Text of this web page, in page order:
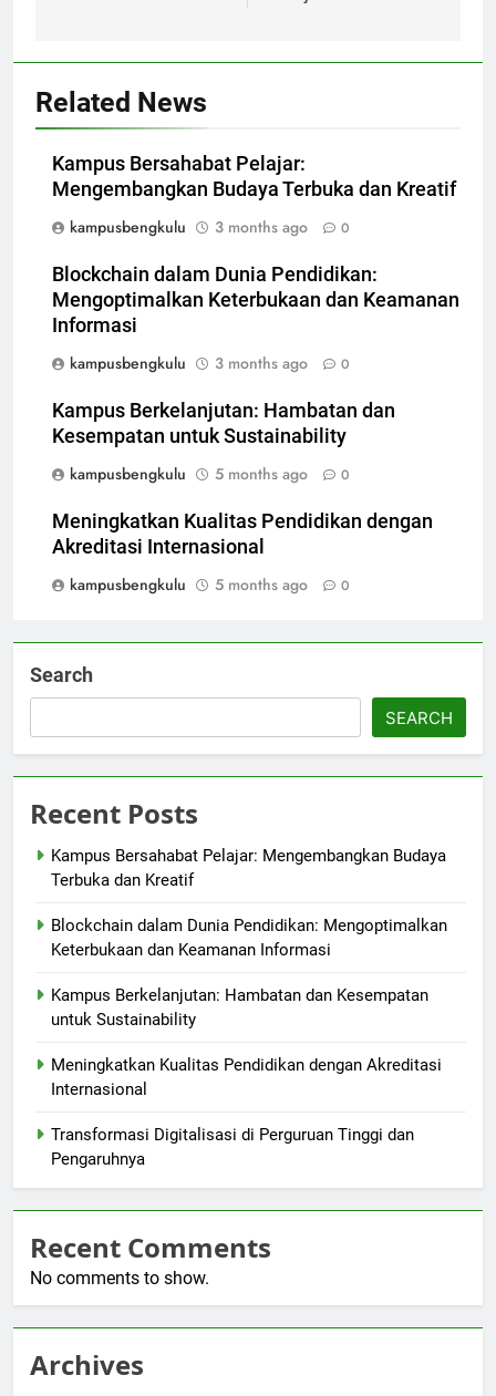
Related News
Kampus Bersahabat Pelajar:
Mengembangkan Budaya Terbuka dan Kreatif
kampusbengkulu
3 months ago 0
Blockchain dalam Dunia Pendidikan:
Mengoptimalkan Keterbukaan dan Keamanan
Informasi
kampusbengkulu
3 months ago 0
Kampus Berkelanjutan: Hambatan dan
Kesempatan untuk Sustainability
kampusbengkulu
5 months ago 0
Meningkatkan Kualitas Pendidikan dengan
Akreditasi Internasional
kampusbengkulu
5 months ago 0
Search
SEARCH
Recent Posts
Kampus Bersahabat Pelajar: Mengembangkan Budaya
Terbuka dan Kreatif
Blockchain dalam Dunia Pendidikan: Mengoptimalkan
Keterbukaan dan Keamanan Informasi
Kampus Berkelanjutan: Hambatan dan Kesempatan
untuk Sustainability
Meningkatkan Kualitas Pendidikan dengan Akreditasi
Internasional
Transformasi Digitalisasi di Perguruan Tinggi dan
Pengaruhnya
Recent Comments
No comments to show.
Archives